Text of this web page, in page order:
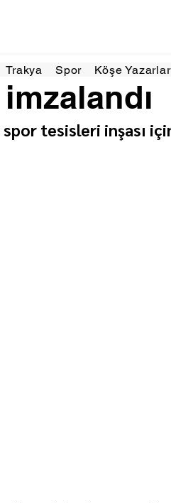
Trakya Spor Köşe
1 dakikada okunur
tesisleri inşası